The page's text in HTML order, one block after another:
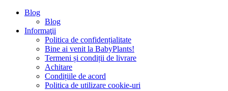
Blog
Blog
Informaţii
Politica de confidențialitate
Bine ai venit la BabyPlants!
Termeni și condiții de livrare
Achitare
Condițiile de acord
Politica de utilizare cookie-uri